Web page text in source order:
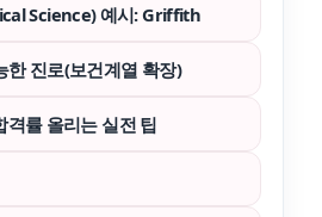
Science) 예시: Griffith
한 진로(보건계열 확장)
격률 올리는 실전 팁